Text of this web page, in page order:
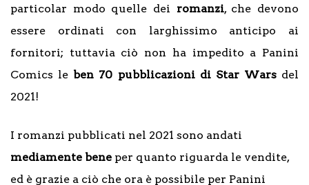
particolar modo quelle dei romanzi, che devono
essere ordinati con larghissimo anticipo ai
fornitori; tuttavia ciò non ha impedito a Panini
Comics le ben 70 pubblicazioni di Star Warsdel
2021!
I romanzi pubblicati nel 2021 sono andati
mediamente bene per quanto riguarda le vendite,
ed è grazie a ciò che ora è possibile per Panini